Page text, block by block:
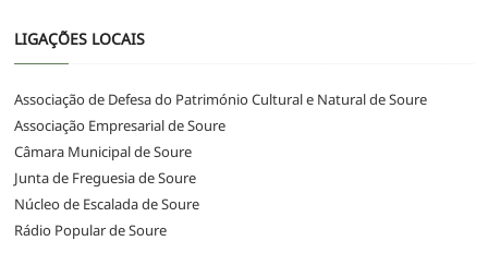
LIGAÇÕES LOCAIS
Associação de Defesa do Património Cultural e Natural de Soure
Associação Empresarial de Soure
Câmara Municipal de Soure
Junta de Freguesia de Soure
Núcleo de Escalada de Soure
Rádio Popular de Soure